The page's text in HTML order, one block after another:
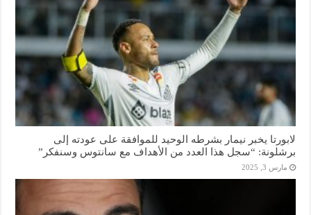
لابورتا يخبر نيمار بشرطه الوحيد للموافقة على عودته إلى
برشلونة: “سجل هذا العدد من الأهداف مع سانتوس وسنفكر”
مارس 3, 2025